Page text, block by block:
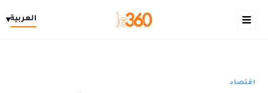
العربية▾
اقتصاد